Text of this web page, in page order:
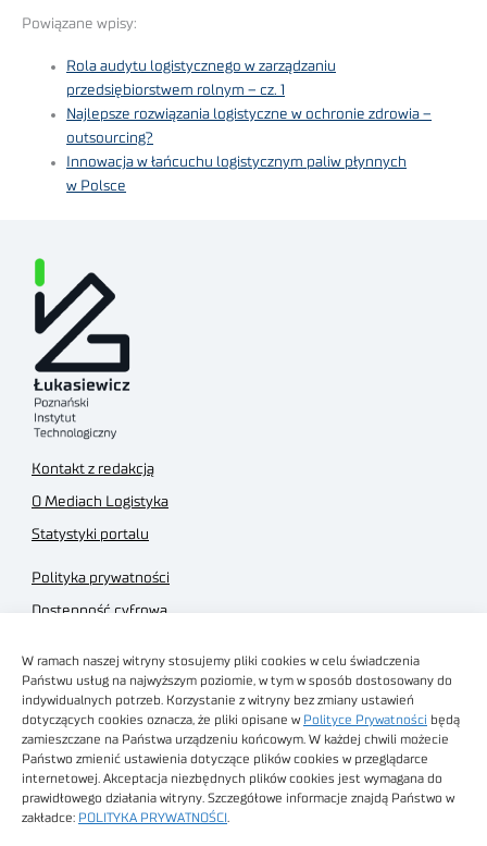
W ramach naszej witryny stosujemy pliki cookies w celu świadczenia
Państwu usług na najwyższym poziomie, w tym w sposób dostosowany do
indywidualnych potrzeb. Korzystanie z witryny bez zmiany ustawień
dotyczących cookies oznacza, że pliki opisane w Polityce Prywatności będą
zamieszczane na Państwa urządzeniu końcowym. W każdej chwili możecie
Państwo zmienić ustawienia dotyczące plików cookies w przeglądarce
internetowej. Akceptacja niezbędnych plików cookies jest wymagana do
prawidłowego działania witryny. Szczegółowe informacje znajdą Państwo w
zakładce: POLITYKA PRYWATNOŚCI
Powiązane wpisy:
Rola audytu logistycznego w zarządzaniu
przedsiębiorstwem rolnym – cz. 1
Najlepsze rozwiązania logistyczne w ochronie zdrowia –
outsourcing?
Innowacja w łańcuchu logistycznym paliw płynnych
w Polsce
Kontakt z redakcją
O Mediach Logistyka
Statystyki portalu
Polityka prywatności
Dostępność cyfrowa
Regulamin sklepu
Obrazy stockowe
autorstwa